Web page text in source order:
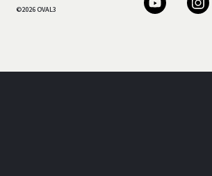
©2026 OVAL3